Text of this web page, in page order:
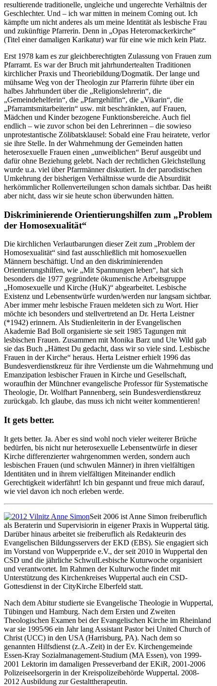
resultierende traditionelle, ungleiche und ungerechte Verhältnis der
Geschlechter. Und – ich war mitten in meinem Coming out. Ich
kämpfte um nicht anderes als um meine Identität als lesbische Frau
und zukünftige Pfarrerin. Denn in „Opas Heteromackerkirche“
(Titel einer damaligen Karikatur) war für eine wie mich kein Platz.
Erst 1978 kam es zur gleichberechtigten Zulassung von Frauen zum
Pfarramt. Es war der Bruch mit jahrhundertealten Traditionen
kirchlicher Praxis und Theoriebildung/Dogmatik. Der lange und
mühsame Weg von der Theologin zur Pfarrerin führte über ein
halbes Jahrhundert über die „Religionslehrerin“, die
„Gemeindehelferin“, die „Pfarrgehilfin“, die „Vikarin“, die
„Pfarramtsmitarbeiterin“ usw. mit beschränkten, auf Frauen,
Mädchen und Kinder bezogene Funktionsbereiche. Auch fiel
endlich – wie zuvor schon bei den Lehrerinnen – die sowieso
unprotestantische Zölibatsklausel: Sobald eine Frau heiratete, verlor
sie ihre Stelle. In der Wahrnehmung der Gemeinden hatten
heterosexuelle Frauen einen „unweiblichen“ Beruf ausgeübt und
dafür ohne Beziehung gelebt. Nach der rechtlichen Gleichstellung
wurde u.a. viel über Pfarrmänner diskutiert. In der parodistischen
Umkehrung der bisherigen Verhältnisse wurde die Absurdität
herkömmlicher Rollenverteilungen schon damals sichtbar. Das heißt
aber nicht, dass wir sie heute schon überwunden hätten.
Diskriminierende Orientierungshilfen zum „Problem
der Homosexualität“
Die kirchlichen Verlautbarungen dieser Zeit zum „Problem der
Homosexualität“ sind fast ausschließlich mit homosexuellen
Männern beschäftigt. Und an den diskriminierenden
Orientierungshilfen, wie „Mit Spannungen leben“, hat sich
besonders die 1977 gegründete ökumenische Arbeitsgruppe
„Homosexuelle und Kirche (HuK)“ abgearbeitet. Lesbische
Existenz und Lebensentwürfe wurden/werden nur langsam sichtbar.
Aber immer mehr lesbische Frauen meldeten sich zu Wort. Hier
möchte ich besonders und stellvertretend an Dr. Herta Leistner
(*1942) erinnern. Als Studienleiterin in der Evangelischen
Akademie Bad Boll organisierte sie seit 1985 Tagungen mit
lesbischen Frauen. Zusammen mit Monika Barz und Ute Wild gab
sie das Buch „Hättest Du gedacht, dass wir so viele sind. Lesbische
Frauen in der Kirche“ heraus. Herta Leistner erhielt 1996 das
Bundesverdienstkreuz für ihre Verdienste um die Wahrnehmung und
Emanzipation lesbischer Frauen in Kirche und Gesellschaft,
woraufhin der Münchner evangelische Professor für Systematische
Theologie, Dr. Wolfhart Pannenberg, sein Bundesverdienstkreuz
zurückgab. Ich glaube, das muss ich nicht weiter kommentieren!
It gets better.
It gets better. Ja. Aber es sind wohl noch vieler weiterer Brüche
bedürfen, bis nicht nur heterosexuelle Lebensentwürfe in dieser
Kirche differenzierter wahrgenommen werden, sondern auch
lesbischen Frauen (und schwulen Männer) in ihren vielfältigen
Identitäten und in ihrem vielfältigen Miteinander endlich
Gerechtigkeit widerfährt! Ich bin gespannt und freue mich darauf,
wie viel davon ich noch erleben werde.
Seit 2006 ist Anne Simon freiberuflich
als Beraterin und Supervisiorin in eigener Praxis in Wuppertal tätig.
Darüber hinaus arbeitet sie freiberuflich als Redakteurin des
Evangelischen Bildungsservers der EKD (EBS). Sie engagiert sich
im Vorstand von Wupperpride e.V., der seit 2010 in Wuppertal den
CSD und die jährliche SchwulLesbische Kuturwoche organisiert
und verantwortet. Im Rahmen der Kulturwoche findet mit
Unterstützung des Kirchenkreises Wuppertal auch ein CSD-
Gottesdienst in der CityKirche Elberfeld statt.
Nach dem Abitur studierte sie Evangelische Theologie in Wuppertal,
Tübingen und Hamburg. Nach dem Ersten und Zweiten
Theologischen Examen bei der Evangelischen Kirche im Rheinland
war sie 1995/96 ein Jahr lang Assistant Pastor bei United Church of
Christ (UCC) in den USA (Harrisburg, PA). Nach dem so
genannten Hilfsdienst (z.A.-Zeit) in der Ev. Kirchengemeinde
Essen-Kray Sozialmanagement-Studium (MA Essen), von 1999-
2001 Lektorin im damaligen Presseverband der EKiR, 2001-2006
Polizeiseelsorgerin in der Kreispolizeibehörde Wuppertal. 2008-
2012 Ausbildung zur Gestalttherapeutin.